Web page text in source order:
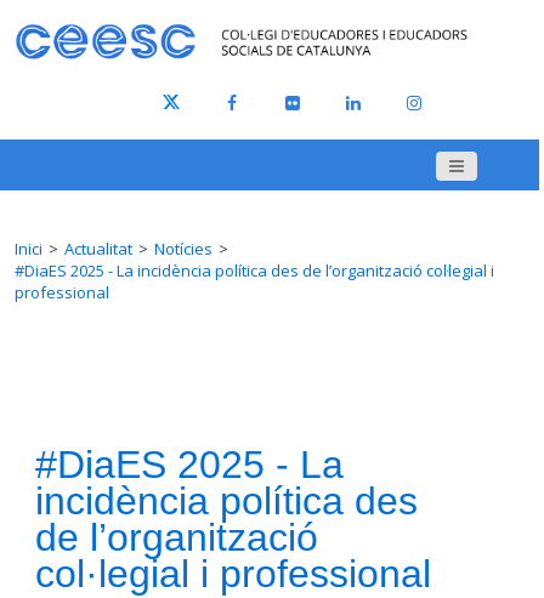
Inici Actualitat
Notícies
#DiaES 2025 - La incidència política des de l’organització col·legial i
professional
#DiaES 2025 - La
incidència política des
de l’organització
col·legial i professional